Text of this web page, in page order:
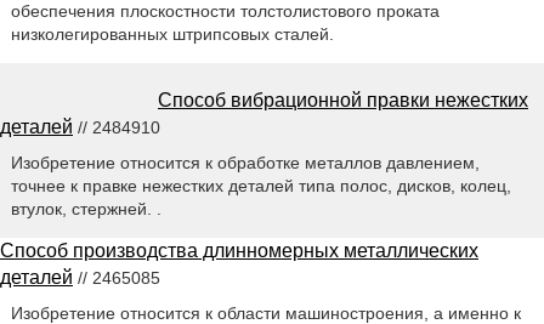
обеспечения плоскостности толстолистового проката
низколегированных штрипсовых сталей.
Способ вибрационной правки нежестких
деталей // 2484910
Изобретение относится к обработке металлов давлением,
точнее к правке нежестких деталей типа полос, дисков, колец,
втулок, стержней. .
Способ производства длинномерных металлических
деталей // 2465085
Изобретение относится к области машиностроения, а именно к